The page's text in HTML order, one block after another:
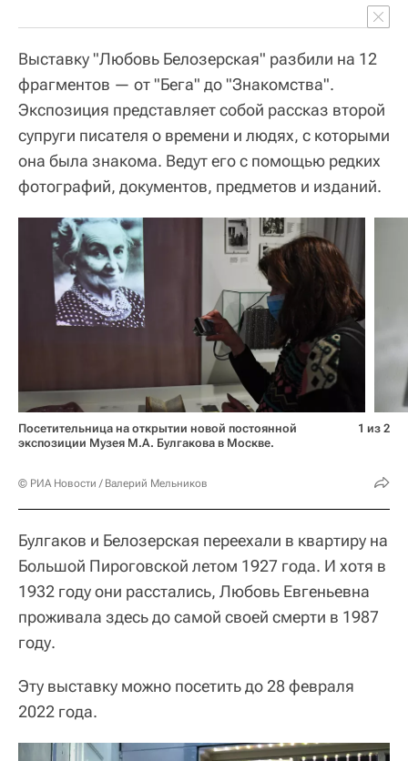
Выставку "Любовь Белозерская" разбили на 12
фрагментов — от "Бега" до "Знакомства".
Экспозиция представляет собой рассказ второй
супруги писателя о времени и людях, с которыми
она была знакома. Ведут его с помощью редких
фотографий, документов, предметов и изданий.
Посетительница на открытии новой постоянной
экспозиции Музея М.А. Булгакова в Москве.
© РИА Новости / Валерий Мельников
1 из 2
Булгаков и Белозерская переехали в квартиру на
Большой Пироговской летом 1927 года. И хотя в
1932 году они расстались, Любовь Евгеньевна
проживала здесь до самой своей смерти в 1987
году.
Эту выставку можно посетить до 28 февраля
2022 года.